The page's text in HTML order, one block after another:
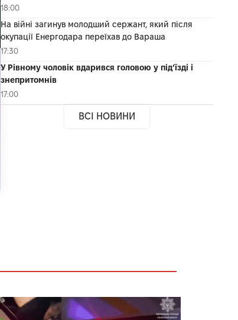
18:00
На війні загинув молодший сержант, який після
окупації Енергодара переїхав до Вараша
17:30
У Рівному чоловік вдарився головою у під’їзді і
знепритомнів
17:00
ВСІ НОВИНИ